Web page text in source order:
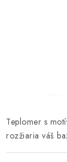
Teplomer s
rozžiaria váš